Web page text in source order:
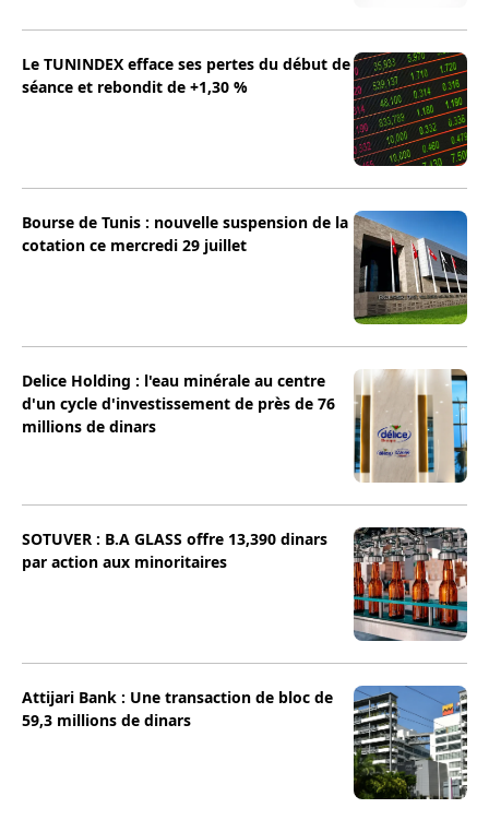
Le TUNINDEX efface ses pertes du début de
séance et rebondit de +1,30 %
Bourse de Tunis : nouvelle suspension de la
cotation ce mercredi 29 juillet
Delice Holding : l'eau minérale au centre
d'un cycle d'investissement de près de 76
millions de dinars
SOTUVER : B.A GLASS offre 13,390 dinars
par action aux minoritaires
Attijari Bank : Une transaction de bloc de
59,3 millions de dinars